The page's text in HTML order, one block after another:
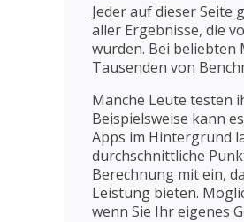
Jeder auf dieser Seite
aller Ergebnisse, die
wurden. Bei beliebten
Tausenden von
Manche Leute testen
Beispielsweise kann
Apps im Hintergrund
durchschnittliche
Berechnung mit ein,
Leistung bieten.
wenn Sie Ihr eigenes